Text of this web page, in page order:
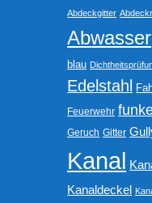
Abdeckgitter
Abwasser
blau
Edelstahl
Feuerwehr
Geruch Gitter
Kanal
Kanaldeckel